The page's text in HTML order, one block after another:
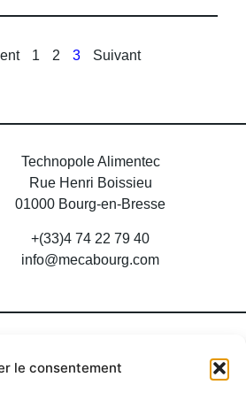
le consentement
1 2 3 Suivant
Technopole Alimentec
Rue Henri Boissieu
01000 Bourg-en-Bresse
+(33)4 74 22 79 40
info@mecabourg.com